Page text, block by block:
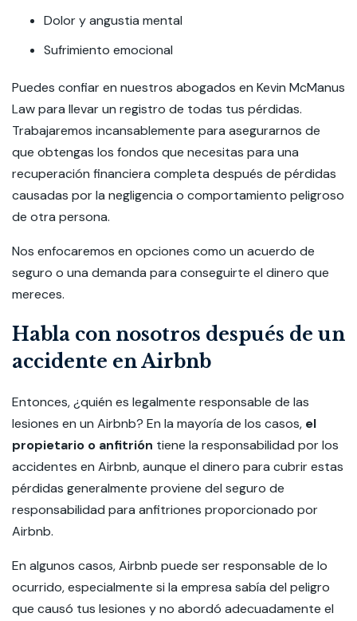
Dolor y angustia mental
Sufrimiento emocional
Puedes confiar en nuestros abogados en Kevin McManus
Law para llevar un registro de todas tus pérdidas.
Trabajaremos incansablemente para asegurarnos de
que obtengas los fondos que necesitas para una
recuperación financiera completa después de pérdidas
causadas por la negligencia o comportamiento peligroso
de otra persona.
Nos enfocaremos en opciones como un acuerdo de
seguro o una demanda para conseguirte el dinero que
mereces.
Habla con nosotros después de un
accidente en Airbnb
Entonces, ¿quién es legalmente responsable de las
lesiones en un Airbnb? En la mayoría de los casos, el
propietario o anfitrión tiene la responsabilidad por los
accidentes en Airbnb, aunque el dinero para cubrir estas
pérdidas generalmente proviene del seguro de
responsabilidad para anfitriones proporcionado por
Airbnb.
En algunos casos, Airbnb puede ser responsable de lo
ocurrido, especialmente si la empresa sabía del peligro
que causó tus lesiones y no abordó adecuadamente el